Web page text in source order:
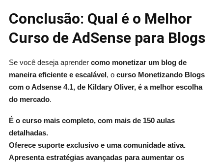
Conclusão: Qual é o Melhor
Curso de AdSense para Blogs
Se você deseja aprender como monetizar um blog de
maneira eficiente e escalável, o curso Monetizando Blogs
com o Adsense 4.1, de Kildary Oliver, é a melhor escolha
do mercado.
É o curso mais completo, com mais de 150 aulas
detalhadas.
Oferece suporte exclusivo e uma comunidade ativa.
Apresenta estratégias avançadas para aumentar os